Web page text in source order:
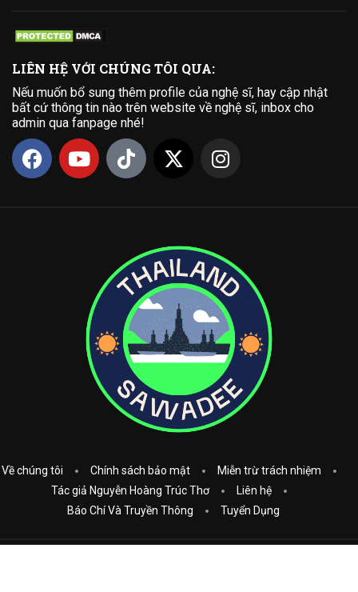
LIÊN HỆ VỚI CHÚNG TÔI QUA:
Nếu muốn bổ sung thêm profile của nghệ sĩ, hay cập nhật
bất cứ thông tin nào trên website về nghệ sĩ, inbox cho
admin qua fanpage nhé!
Về chúng tôi Chính sách bảo mật
Miễn trừ trách nhiệm
Tác giả Nguyễn Hoàng Trúc Thơ
Liên hệ
Báo Chí Và Truyền Thông
Tuyển Dụng